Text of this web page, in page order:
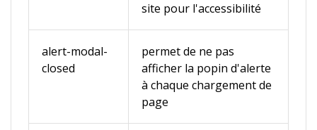
site pour l'accessibilité
alert-modal-
closed
permet de ne pas
afficher la popin d'alerte
à chaque chargement de
page